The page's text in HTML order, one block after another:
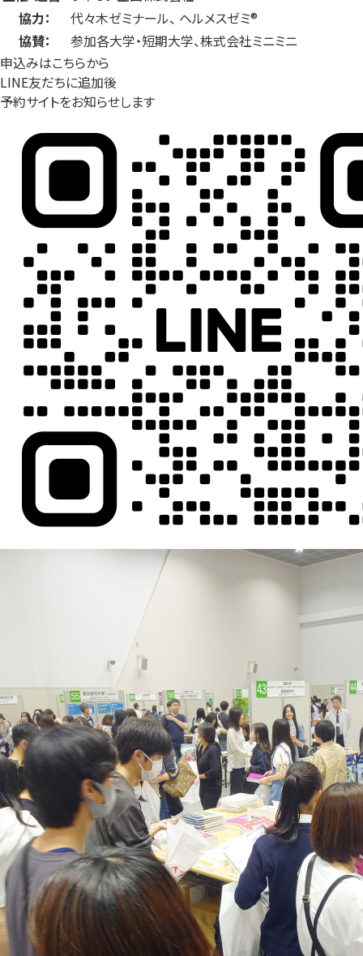
協力：
代々木ゼミナール、 ヘルメスゼミ®
協賛：
参加各大学・短期大学、株式会社ミニミニ
申込みはこちらから
LINE友だちに追加後
予約サイトをお知らせします